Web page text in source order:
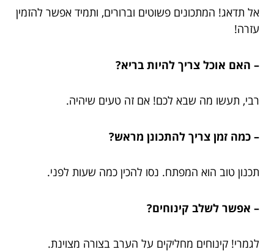
אל תדאג! המתכונים פשוטים וברורים, ותמיד אפשר להזמין
עזרה!
– האם אוכל צריך להיות בריא?
רבי, תעשו מה שבא לכם! אם זה טעים שיהיה.
– כמה זמן צריך להתכונן מראש?
תכנון טוב הוא המפתח. נסו להכין כמה שעות לפני.
– אפשר לשלב קינוחים?
לגמרי! קינוחים מחליקים על הערב בצורה מצוינת.